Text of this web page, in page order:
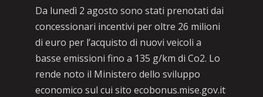
Da lunedì 2 agosto sono stati prenotati dai
concessionari incentivi per oltre 26 milioni
di euro per l’acquisto di nuovi veicoli a
basse emissioni fino a 135 g/km di Co2. Lo
rende noto il Ministero dello sviluppo
economico sul cui sito ecobonus.mise.gov.it